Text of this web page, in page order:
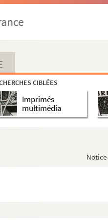
CIBLÉES
Imprimés
multimédia
Notice
articles réunis par lui